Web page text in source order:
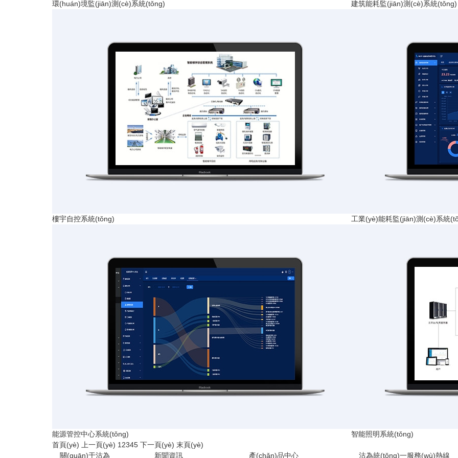
環(huán)境監(jiān)測(cè)系統(tǒng) 建筑能耗監(jiān)測(cè)系統(tǒng)
樓宇自控系統(tǒng) 工業(yè)能耗監(jiān)測(cè)系統
能源管控中心系統(tǒng)
智能照明系統(tǒng)
首頁(yè)
上一頁(yè) 1 2345 下一頁(yè) 末頁(yè)
關(guān)于沽為
新聞資訊 產(chǎn)品中心 沽為統(tǒng)一服務(wù)熱線